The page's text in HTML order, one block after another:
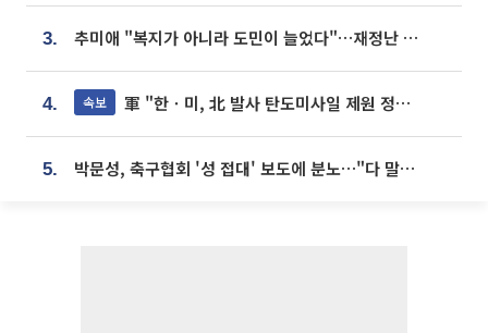
3. 추미애 "복지가 아니라 도민이 늘었다"…재정난 책임론 정면돌파
4. 속보 軍 "한ㆍ미, 北 발사 탄도미사일 제원 정밀분석 중"
5. 박문성, 축구협회 '성 접대' 보도에 분노…"다 말아먹으려고 작정했나"